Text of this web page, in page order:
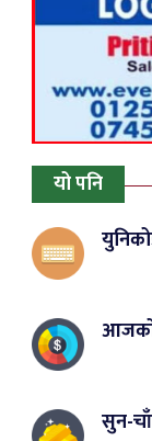
यो पनि
आजको
सुन-